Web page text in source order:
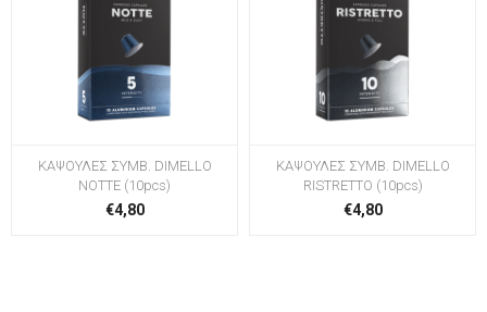
ΚΑΨΟΥΛΕΣ ΣΥΜΒ. DIMELLO
NOTTE (10pcs)
€4,80
ΚΑΨΟΥΛΕΣ ΣΥΜΒ. DIMELLO
RISTRETTO (10pcs)
€4,80